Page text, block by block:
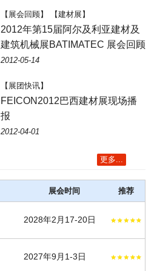
【展会回顾】 【建材展】
2012年第15届阿尔及利亚建材及
建筑机械展BATIMATEC 展会回顾
2012-05-14
【展团快讯】
FEICON2012巴西建材展现场播
报
2012-04-01
更多...
展会时间 推荐
2028年2月17-20日
2027年9月1-3日